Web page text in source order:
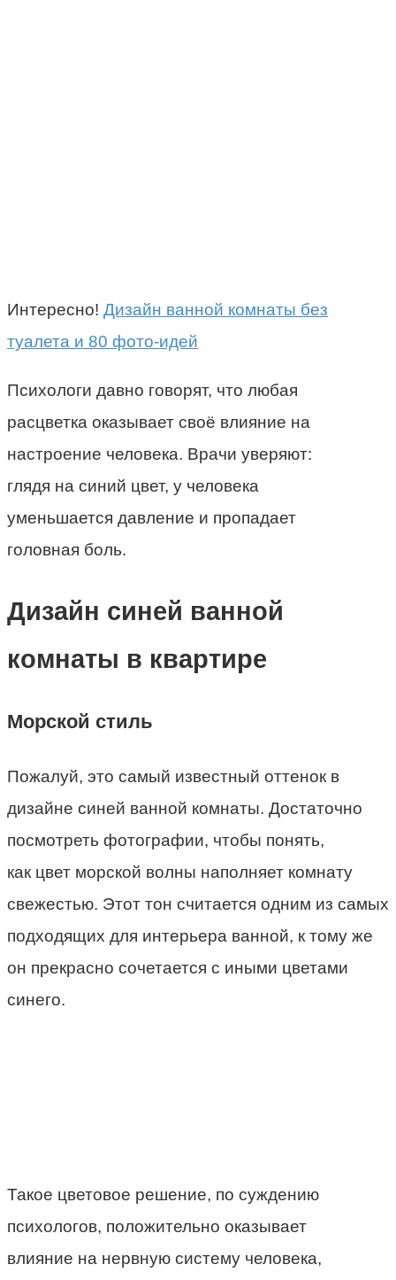
Интересно! Дизайн ванной комнаты без
туалета и 80 фото-идей
Психологи давно говорят, что любая
расцветка оказывает своё влияние на
настроение человека. Врачи уверяют:
глядя на синий цвет, у человека
уменьшается давление и пропадает
головная боль.
Дизайн синей ванной
комнаты в квартире
Морской стиль
Пожалуй, это самый известный оттенок в
дизайне синей ванной комнаты. Достаточно
посмотреть фотографии, чтобы понять,
как цвет морской волны наполняет комнату
свежестью. Этот тон считается одним из самых
подходящих для интерьера ванной, к тому же
он прекрасно сочетается с иными цветами
синего.
Такое цветовое решение, по суждению
психологов, положительно оказывает
влияние на нервную систему человека,